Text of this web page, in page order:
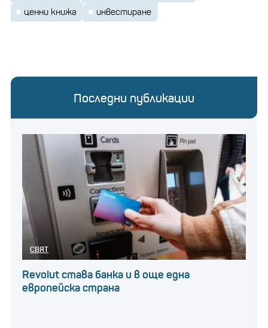
ценни книжа
инвестиране
Последни публикации
СВЯТ
Revolut става банка и в още една
европейска страна